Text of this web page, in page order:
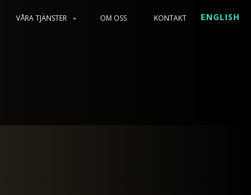
ENGLISH
VÅRA TJÄNSTER OM OSS KONTAKT